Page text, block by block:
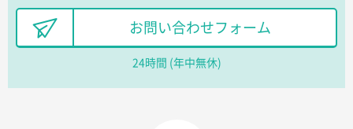
他のサイトにない商品があったから。
埼玉県のお客様
ポリ袋 手穴A4サイズ5000枚
お問い合わせフォーム
24時間 (年中無休)